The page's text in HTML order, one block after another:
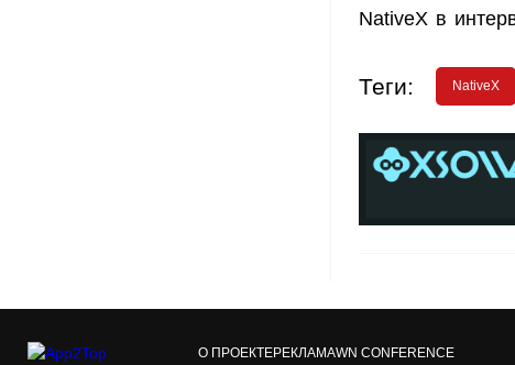
NativeX в
Теги: NativeX
О ПРОЕКТЕРЕКЛАМАWN CONFERENCE